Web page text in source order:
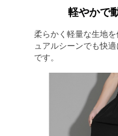
軽やかで
柔らかく軽量な生地
ュアルシーンでも快
です。